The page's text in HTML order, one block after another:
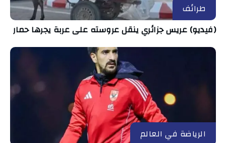
طرائف
(فيديو) عريس جزائري ينقل عروسته على عربة يجرها حمار
الرياضة في العالم